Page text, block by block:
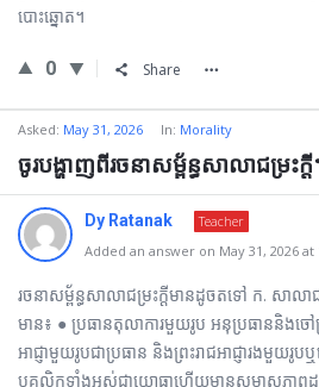
បោះឆ្នោត។
0 Share
Asked: May 31, 2026 In: Morality
ចូរបង្ហាញពីរចនាសម្ព័ន្ធសាលាជម្រះក្ដី
Dy Ratanak
Teacher
Added an answer on May 31, 2026 at
រចនាសម្ព័ន្ធសាលាជម្រះក្ដីមានដូចតទៅ ក. សាល
មាន៖ ● ប្រធានតុលាការមួយរូប អនុប្រធាននិងចៅ
អាជ្ញាមួយរូបជាប្រធាន និងព្រះរាជអាជ្ញារងមួយរូ
បុគ្គលិកទាំងអស់ជាយោធាហើយមានសមាសភាព